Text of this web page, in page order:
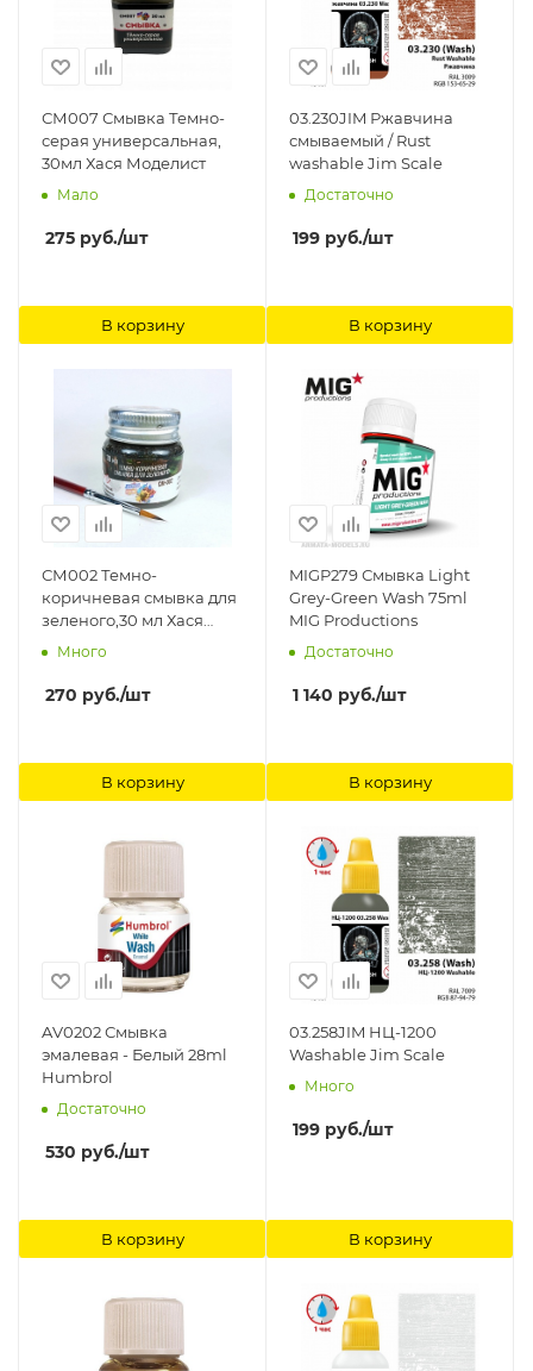
СМ007 Смывка Темно-
серая универсальная,
30мл Хася Моделист
Мало
275 руб./шт
В корзину
03.230JIM Ржавчина
смываемый / Rust
washable Jim Scale
Достаточно
199 руб./шт
В корзину
СМ002 Темно-
коричневая смывка для
зеленого,30 мл Хася
Моделист
Много
270 руб./шт
В корзину
MIGP279 Смывка Light
Grey-Green Wash 75ml
MIG Productions
Достаточно
1 140 руб./шт
В корзину
AV0202 Смывка
эмалевая - Белый 28ml
Humbrol
Достаточно
530 руб./шт
В корзину
03.258JIM НЦ-1200
Washable Jim Scale
Много
199 руб./шт
В корзину